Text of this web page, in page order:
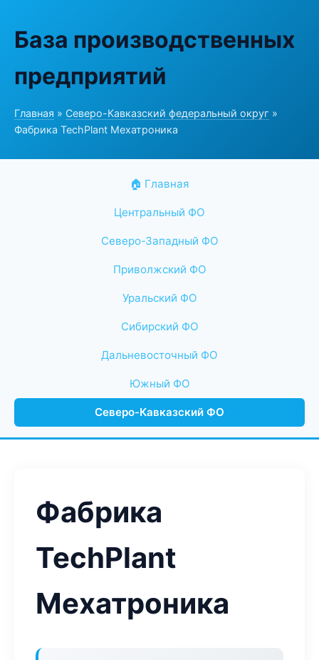
База производственных
предприятий
Главная » Северо-Кавказский федеральный округ »
Фабрика TechPlant Мехатроника
🏠 Главная
Центральный ФО
Северо-Западный ФО
Приволжский ФО
Уральский ФО
Сибирский ФО
Дальневосточный ФО
Южный ФО
Северо-Кавказский ФО
Фабрика
TechPlant
Мехатроника